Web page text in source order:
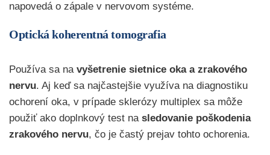
napovedá o zápale v nervovom systéme.
Optická koherentná tomografia
Používa sa na vyšetrenie sietnice oka a zrakového
nervu. Aj keď sa najčastejšie využíva na diagnostiku
ochorení oka, v prípade sklerózy multiplex sa môže
použiť ako doplnkový test na sledovanie poškodenia
zrakového nervu, čo je častý prejav tohto ochorenia.